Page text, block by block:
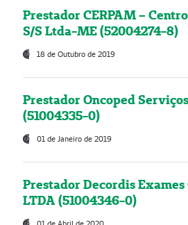
Prestador CERPAM –
S/S Ltda-ME (52004274-8)
18 de Outubro de 2019
Prestador Oncoped
(51004335-0)
01 de Janeiro de 2019
Prestador Decordis
LTDA (51004346-0)